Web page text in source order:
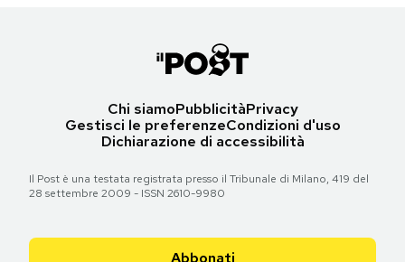
Chi siamoPubblicitàPrivacy
Gestisci le preferenzeCondizioni d'uso
Dichiarazione di accessibilità
Il Post è una testata registrata presso il Tribunale di Milano, 419 del
28 settembre 2009 - ISSN 2610-9980
Abbonati